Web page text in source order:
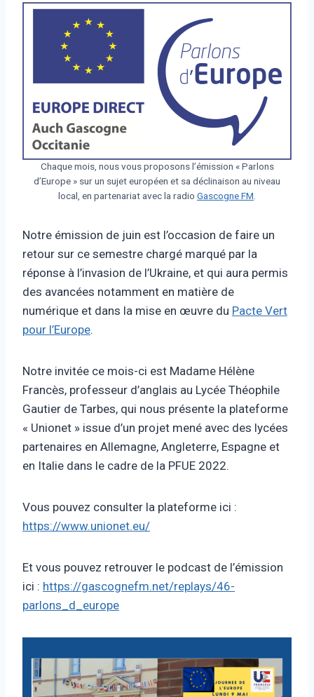
Chaque mois, nous vous proposons l’émission « Parlons
d’Europe » sur un sujet européen et sa déclinaison au niveau
local, en partenariat avec la radio Gascogne FM
Notre émission de juin est l’occasion de faire un
retour sur ce semestre chargé marqué par la
réponse à l’invasion de l’Ukraine, et qui aura permis
des avancées notamment en matière de
numérique et dans la mise en œuvre du Pacte Vert
pour l’Europe.
Notre invitée ce mois-ci est Madame Hélène
Francès, professeur d’anglais au Lycée Théophile
Gautier de Tarbes, qui nous présente la plateforme
« Unionet » issue d’un projet mené avec des lycées
partenaires en Allemagne, Angleterre, Espagne et
en Italie dans le cadre de la PFUE 2022.
Vous pouvez consulter la plateforme ici :
https://www.unionet.eu/
Et vous pouvez retrouver le podcast de l’émission
ici : https://gascognefm.net/replays/46-
parlons_d_europe